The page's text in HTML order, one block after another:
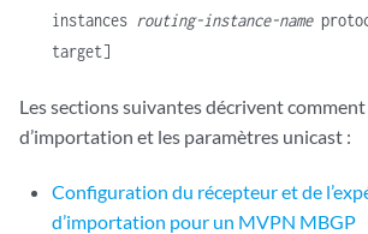
instances routing-instance-name
target]
Les sections suivantes décrivent
d’importation et les paramètres unicast :
Configuration du récepteur et de
d’importation pour un MVPN MBGP